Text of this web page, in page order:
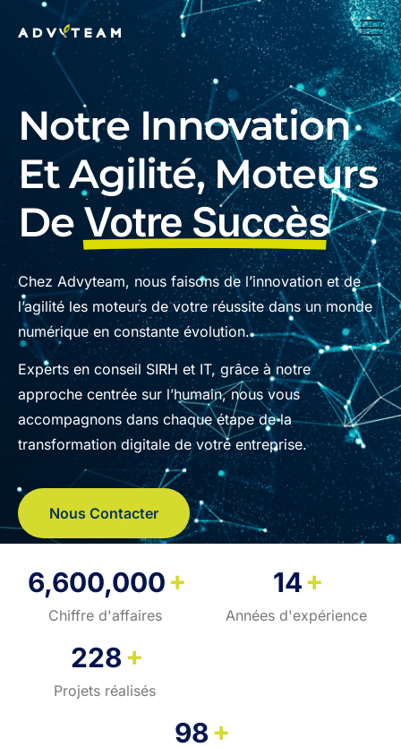
Notre Innovation
Et Agilité, Moteurs
De Votre Succès
Chez Advyteam, nous faisons de l’innovation et de
l’agilité les moteurs de votre réussite dans un monde
numérique en constante évolution.
Experts en conseil SIRH et IT, grâce à notre
approche centrée sur l’humain, nous vous
accompagnons dans chaque étape de la
transformation digitale de votre entreprise.
Nous Contacter
6,600,000+
Chiffre d'affaires
14+
Années d'expérience
228+
Projets réalisés
98+